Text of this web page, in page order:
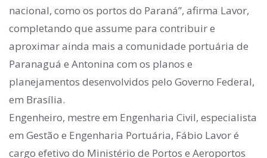
nacional, como os portos do Paraná”, afirma Lavor,
completando que assume para contribuir e
aproximar ainda mais a comunidade portuária de
Paranaguá e Antonina com os planos e
planejamentos desenvolvidos pelo Governo Federal,
em Brasília.
Engenheiro, mestre em Engenharia Civil, especialista
em Gestão e Engenharia Portuária, Fábio Lavor é
cargo efetivo do Ministério de Portos e Aeroportos